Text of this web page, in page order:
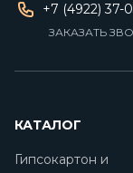
+7 (4922) 37-
ЗАКАЗАТЬ
КАТАЛОГ
Гипсокартон и